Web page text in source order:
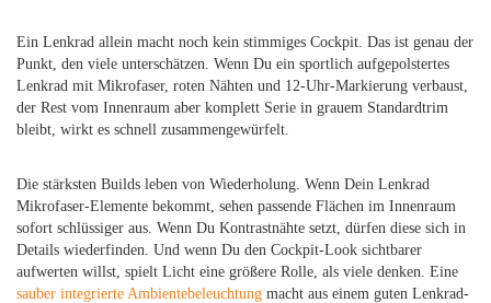
Ein Lenkrad allein macht noch kein stimmiges Cockpit. Das ist genau der
Punkt, den viele unterschätzen. Wenn Du ein sportlich aufgepolstertes
Lenkrad mit Mikrofaser, roten Nähten und 12-Uhr-Markierung verbaust,
der Rest vom Innenraum aber komplett Serie in grauem Standardtrim
bleibt, wirkt es schnell zusammengewürfelt.
Die stärksten Builds leben von Wiederholung. Wenn Dein Lenkrad
Mikrofaser-Elemente bekommt, sehen passende Flächen im Innenraum
sofort schlüssiger aus. Wenn Du Kontrastnähte setzt, dürfen diese sich in
Details wiederfinden. Und wenn Du den Cockpit-Look sichtbarer
aufwerten willst, spielt Licht eine größere Rolle, als viele denken. Eine
sauber integrierte Ambientebeleuchtung macht aus einem guten Lenkrad-